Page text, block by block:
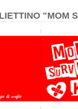
"MOM